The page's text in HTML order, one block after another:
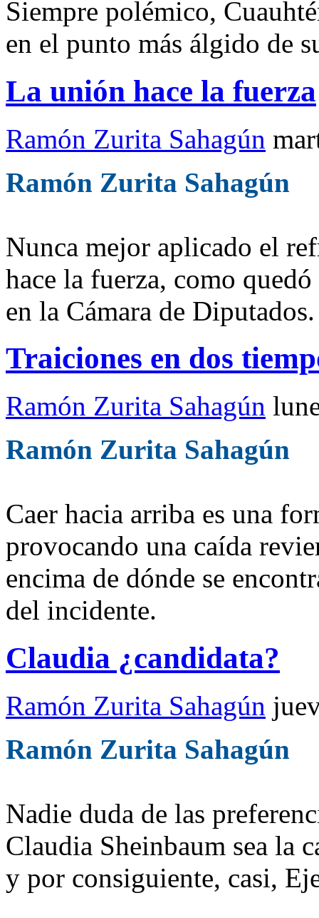
Siempre polémico,
en el punto más álgido de
La unión hace la fuerza
Ramón Zurita Sahagún
Ramón Zurita Sahagún
Nunca mejor aplicado el
hace la fuerza, como
en la Cámara de Diputados.
Traiciones en dos
Ramón Zurita Sahagún
Ramón Zurita Sahagún
Caer hacia arriba es una
provocando una caída
encima de dónde se
del incidente.
Claudia ¿candidata?
Ramón Zurita Sahagún
Ramón Zurita Sahagún
Nadie duda de las
Claudia Sheinbaum sea la
y por consiguiente, casi,